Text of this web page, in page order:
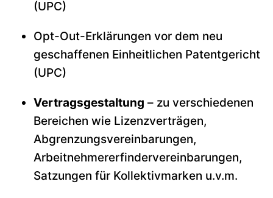
(UPC)
Opt-Out-Erklärungen vor dem neu
geschaffenen Einheitlichen Patentgericht
(UPC)
Vertragsgestaltung – zu verschiedenen
Bereichen wie Lizenzverträgen,
Abgrenzungsvereinbarungen,
Arbeitnehmererfindervereinbarungen,
Satzungen für Kollektivmarken u.v.m.